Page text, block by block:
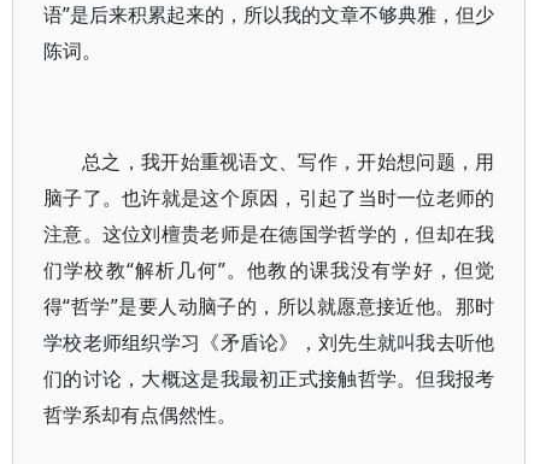
语”是后来积累起来的，所以我的文章不够典雅，但少
陈词。
总之，我开始重视语文、写作，开始想问题，用
脑子了。也许就是这个原因，引起了当时一位老师的
注意。这位刘檀贵老师是在德国学哲学的，但却在我
们学校教“解析几何”。他教的课我没有学好，但觉
得“哲学”是要人动脑子的，所以就愿意接近他。那时
学校老师组织学习《矛盾论》，刘先生就叫我去听他
们的讨论，大概这是我最初正式接触哲学。但我报考
哲学系却有点偶然性。